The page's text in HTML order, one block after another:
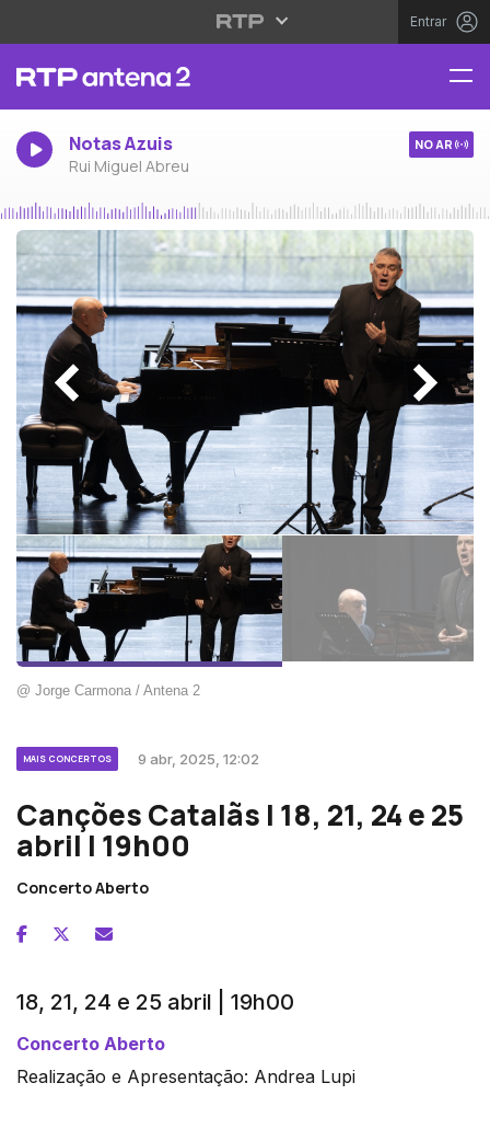
Entrar
Notas Azuis
Rui Miguel Abreu
NO AR
@ Jorge Carmona / Antena 2
MAIS CONCERTOS 9 abr, 2025, 12:02
Canções Catalãs | 18, 21, 24 e 25
abril | 19h00
Concerto Aberto
18, 21, 24 e 25 abril | 19h00
Concerto Aberto
Realização e Apresentação: Andrea Lupi